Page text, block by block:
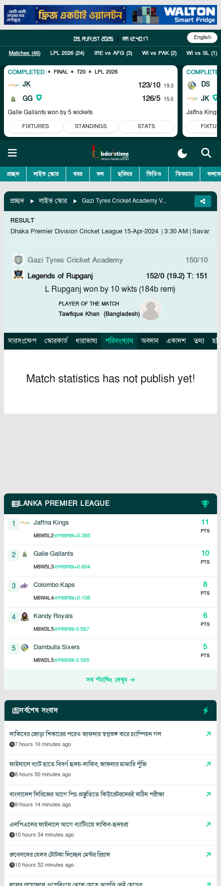
09, August 2026 am 12:40:18 English
Matches (46) LPL 2026 (24) IRE vs AFG (3) WI vs PAK(2) WI vs SL (1)
COMPLETED FINAL T20 LPL 2026
JK 123/10 19.3
GG 126/5 15.5
Galle Gallants won by 5 wickets
FIXTURES STANDINGS STATS
DS
JK
Jaffna
প্রচ্ছদ লাইভ স্কোর খবর দল ছবিঘর ভিডিও ফিকচার
প্রচ্ছদ লাইভ স্কোর Gazi Tyres Cricket Academy Vs Legends Of Rupganj, 57th Match
RESULT
Dhaka Premier Division Cricket League 15-Apr-2024 | 3:30 AM | Savar
Gazi Tyres Cricket Academy
150/10
Legends of Rupganj
152/0 (19.2) T: 151
L Rupganj won by 10 wkts (184b rem)
PLAYER OF THE MATCH
Tawfique Khan (Bangladesh)
সারসংক্ষেপ স্কোরকার্ড ধারাভাষ্য পরিসংখ্যান অবদান একাদশ তথ্য
Match statistics has not publish yet!
LANKA PREMIER LEAGUE
1 Jaffna Kings
M8W5L2এনআরআর+0.385
11
PTS
2 Galle Gallants
M8W5L3এনআরআর+0.604
10
PTS
3 Colombo Kaps
M8W4L4এনআরআর+0.108
8
PTS
4 Kandy Royals
M8W3L5এনআরআর-0.567
6
PTS
5 Dambulla Sixers
M8W2L5এনআরআর-0.565
5
PTS
সব স্ট্যান্ডিং দেখুন
সর্বশেষ সংবাদ
সাকিবের জোড়া শিকারের পরেও জাফনার স্বপ্নভঙ্গ করে চ্যাম্পিয়ন গল
7 hours 16 minutes ago
ফাইনালে ব্যাট হাতে বিবর্ণ হৃদয়-সাকিব, জাফনার মাঝারি পুঁজি
8 hours 50 minutes ago
বাংলাদেশ সিরিজের আগে পিচ প্রস্তুতিতে কিউরেটরদেরই কঠিন পরীক্ষা
9 hours 14 minutes ago
এলপিএলের ফাইনালে আগে ব্যাটিংয়ে সাকিব-হৃদয়রা
10 hours 34 minutes ago
রুবেলদের যেসব টোটকা দিচ্ছেন মেন্টর রিয়াদ
10 hours 52 minutes ago